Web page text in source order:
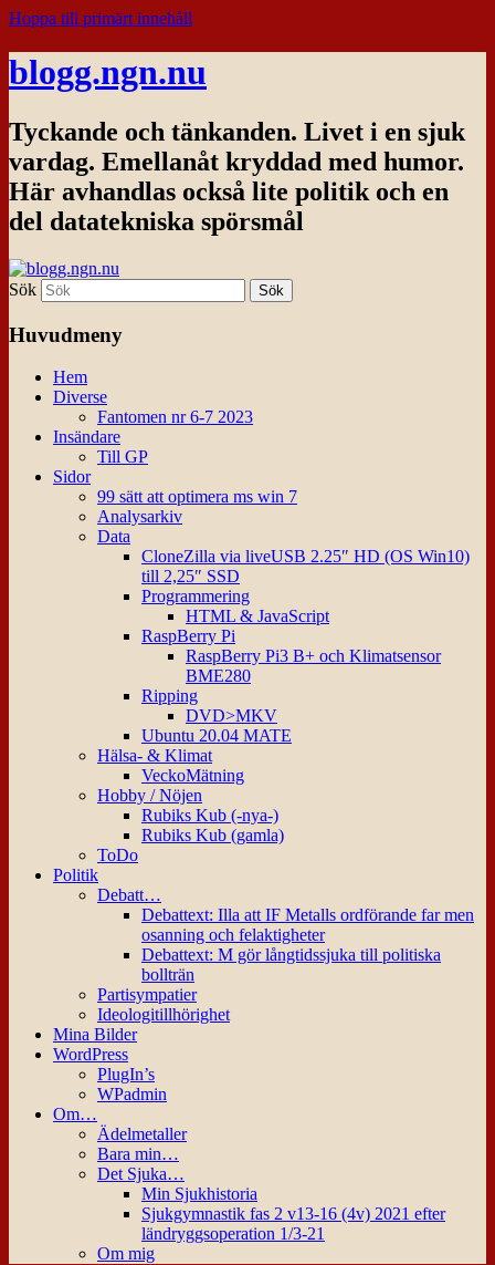
Hoppa till primärt innehåll
blogg.ngn.nu
Tyckande och tänkanden. Livet i en sjuk
vardag. Emellanåt kryddad med humor.
Här avhandlas också lite politik och en
del datatekniska spörsmål
Sök
Huvudmeny
Hem
Diverse
Fantomen nr 6-7 2023
Insändare
Till GP
Sidor
99 sätt att optimera ms win 7
Analysarkiv
Data
CloneZilla via liveUSB 2.25″ HD (OS Win10)
till 2,25″ SSD
Programmering
HTML & JavaScript
RaspBerry Pi
RaspBerry Pi3 B+ och Klimatsensor
BME280
Ripping
DVD>MKV
Ubuntu 20.04 MATE
Hälsa- & Klimat
VeckoMätning
Hobby / Nöjen
Rubiks Kub (-nya-)
Rubiks Kub (gamla)
ToDo
Politik
Debatt…
Debattext: Illa att IF Metalls ordförande far men
osanning och felaktigheter
Debattext: M gör långtidssjuka till politiska
bollträn
Partisympatier
Ideologitillhörighet
Mina Bilder
WordPress
PlugIn’s
WPadmin
Om…
Ädelmetaller
Bara min…
Det Sjuka…
Min Sjukhistoria
Sjukgymnastik fas 2 v13-16 (4v) 2021 efter
ländryggsoperation 1/3-21
Om mig